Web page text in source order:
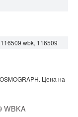
wbk, 116509
Цена на
WBKA